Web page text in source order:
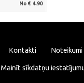
No € 4.90
Kontakti Noteikumi
Mainīt sīkdatņu